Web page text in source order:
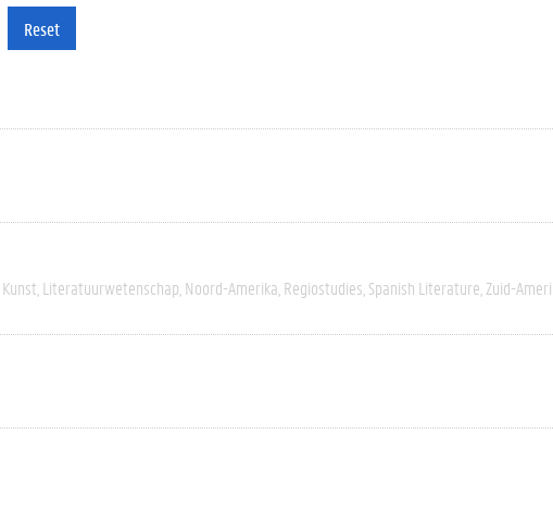
Reset
Kunst Literatuurwetenschap Noord-Amerika Regiostudies Spanish Literature Zuid-